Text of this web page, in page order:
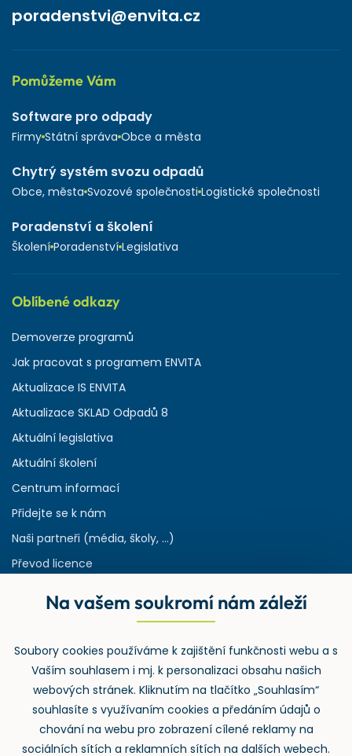
poradenstvi@envita.cz
Pomůžeme Vám
Software pro odpady
Firmy Státní správa Obce a města
Chytrý systém svozu odpadů
Obce, města Svozové společnosti Logistické společnosti
Poradenství a školení
Školení Poradenství Legislativa
Oblíbené odkazy
Demoverze programů
Jak pracovat s programem ENVITA
Aktualizace IS ENVITA
Aktualizace SKLAD Odpadů 8
Aktuální legislativa
Aktuální školení
Centrum informací
Přidejte se k nám
Naši partneři (média, školy, ...)
Převod licence
Rejstřík používaných zkratek v odpadech
Zpětný odběr
Na vašem soukromí nám záleží
Soubory cookies používáme k zajištění funkčnosti webu a s
Vaším souhlasem i mj. k personalizaci obsahu našich
webových stránek. Kliknutím na tlačítko „Souhlasím“
souhlasíte s využívaním cookies a předáním údajů o
chování na webu pro zobrazení cílené reklamy na
sociálních sítích a reklamních sítích na dalších webech.